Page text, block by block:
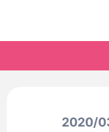
2020/